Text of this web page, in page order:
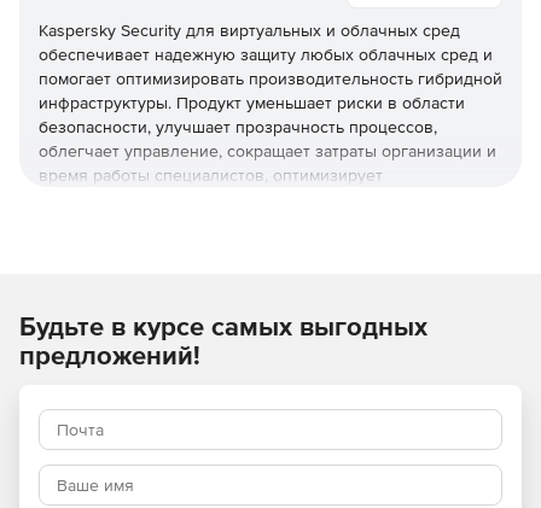
Kaspersky Security для виртуальных и облачных сред
обеспечивает надежную защиту любых облачных сред и
помогает оптимизировать производительность гибридной
инфраструктуры. Продукт уменьшает риски в области
безопасности, улучшает прозрачность процессов,
облегчает управление, сокращает затраты организации и
время работы специалистов, оптимизирует
к угрозам разной сложности.
Основные преимущества
Надежная защита мирового уровня
Многоуровневые технологии проактивной защиты
обеспечивают эффективное противостояние различным
Будьте в курсе самых выгодных
предложений!